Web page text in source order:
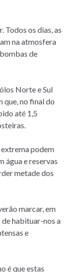
Todos os dias, as
na atmosfera
de
Norte e Sul
que, no final do
até 1,5
podem
água e reservas
metade dos
marcar, em
de habituar-nos a
e
é que estas